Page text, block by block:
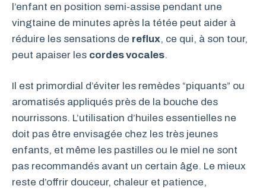
l’enfant en position semi-assise pendant une
vingtaine de minutes après la tétée peut aider à
réduire les sensations de reflux, ce qui, à son tour,
peut apaiser les cordes vocales.
Il est primordial d’éviter les remèdes “piquants” ou
aromatisés appliqués près de la bouche des
nourrissons. L’utilisation d’huiles essentielles ne
doit pas être envisagée chez les très jeunes
enfants, et même les pastilles ou le miel ne sont
pas recommandés avant un certain âge. Le mieux
reste d’offrir douceur, chaleur et patience,